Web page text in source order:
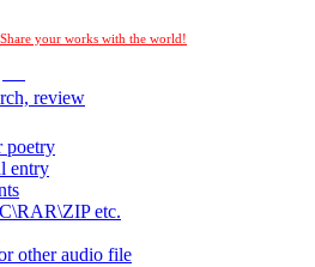
Share your works with the world!
review
poetry
entry
etc.
other audio file